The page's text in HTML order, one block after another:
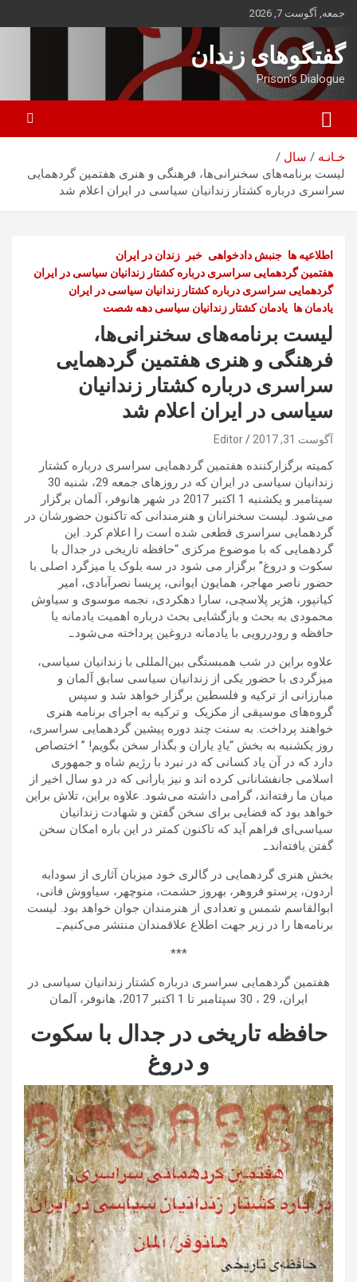
بروید
جمعه, آگوست 7, 2026
گفتگوهای زندان
Prison's Dialogue
خـانـه
سال
لیست برنامه‌های سخنرانی‌ها، فرهنگی و هنری هفتمین گردهمایی
سراسری درباره کشتار زندانیان سیاسی در ایران اعلام شد
اطلاعیه ها جنبش دادخواهی خبر
زندان در ایران
هفتمین گردهمایی سراسری درباره کشتار زندانیان سیاسی در ایران
گردهمایی سراسری درباره کشتار زندانیان سیاسی در ایران
یادمان ها یادمان کشتار زندانیان سیاسی دهه شصت
لیست برنامه‌های سخنرانی‌ها،
فرهنگی و هنری هفتمین گردهمایی
سراسری درباره کشتار زندانیان
سیاسی در ایران اعلام شد
آگوست 31, 2017 Editor
کمیته برگزارکننده هفتمین گردهمایی سراسری درباره کشتار
زندانیان سیاسی در ایران که در روزهای جمعه 29، شنبه 30
سپتامبر و یکشنبه 1 اکتبر 2017 در شهر هانوفر، آلمان برگزار
می‌شود. لیست سخنرانان و هنرمندانی که تاکنون حضورشان در
گردهمایی سراسری قطعی شده است را اعلام کرد. این
گردهمایی که با موضوع مرکزی “حافظه تاریخی در جدال با
سکوت و دروغ” برگزار می شود در سه بلوک یا میزگرد اصلی با
حضور ناصر مهاجر، همایون ایوانی، پریسا نصرآبادی، امیر
کیانپور، هژیر پلاسچی، سارا دهکردی، نجمه موسوی و سیاوش
محمودی به بحث و بازگشایی بحث درباره اهمیت یادمانه یا
حافظه و رودررویی با یادمانه دروغین پرداخته می‌شود.ـ
علاوه براین در شب همبستگی بین‌المللی با زندانیان سیاسی،
میزگردی با حضور یکی از زندانیان سیاسی سابق آلمان و
مبارزانی از ترکیه و فلسطین برگزار خواهد شد و سپس
گروه‌های موسیقی از مکزیک و ترکیه به اجرای برنامه هنری
خواهند پرداخت. به سنت چند دوره پیشین گردهمایی سراسری،
روز یکشنبه به بخش “یادِ یاران و بگذار سخن بگویم! ” اختصاص
دارد که در آن یاد کسانی که در نبرد با رژیم شاه و جمهوری
اسلامی جانفشانانی کرده اند و نیز یارانی که در دو سال اخیر از
میان ما رفته‌اند، گرامی داشته می‌شود. علاوه براین، تلاش براین
خواهد بود که فضایی برای سخن گفتن و شهادت زندانیان
سیاسی‌ای فراهم آید که تاکنون کمتر در این باره امکان سخن
گفتن یافته‌اند.ـ
بخش هنری گردهمایی در گالری خود میزبان آثاری از سودابه
اردون، پرستو فروهر، بهروز حشمت، منوچهر، سیاووش فانی،
ابوالقاسم شمس و تعدادی از هنرمندان جوان خواهد بود. لیست
برنامه‌ها را در زیر جهت اطلاع علاقمندان منتشر می‌کنیم:ـ
***
هفتمین گردهمایی سراسری درباره کشتار زندانیان سیاسی در
ایران، 29 ، 30 سپتامبر تا 1 اکتبر 2017، هانوفر، آلمان
حافظه تاریخی در جدال با سکوت
و دروغ